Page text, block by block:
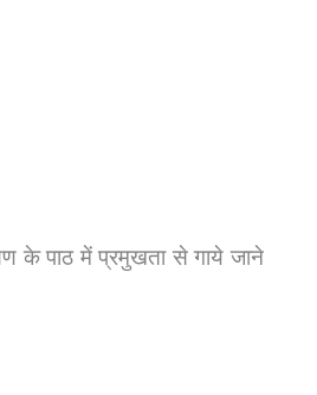
के पाठ में प्रमुखता से गाये जाने